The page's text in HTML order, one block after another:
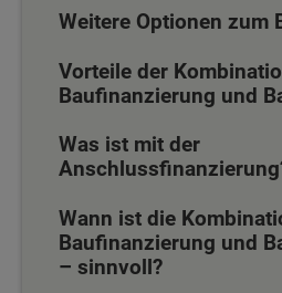
Weitere Optionen zum
Vorteile der
Baufinanzierung und
Was ist mit der
Wann ist die
Baufinanzierung und
– sinnvoll?